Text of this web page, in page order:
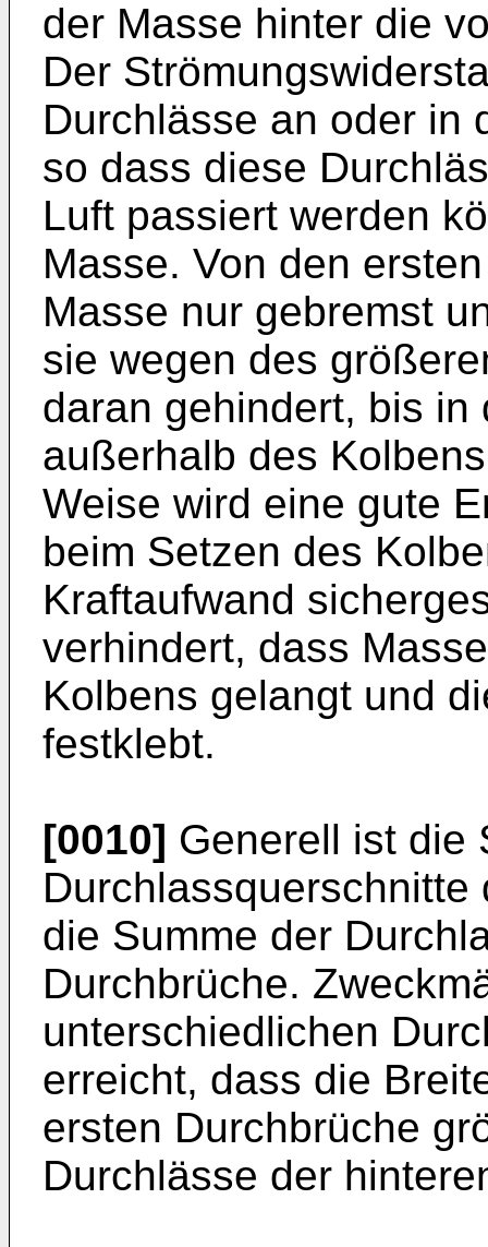
der Masse hinter die
Der
Durchlässe an oder in
so dass diese
Luft passiert werden
Masse. Von den
Masse nur gebremst
sie wegen des
daran gehindert, bis
außerhalb des
Weise wird eine gute
beim Setzen des
Kraftaufwand
verhindert, dass
Kolbens gelangt und
festklebt.
[0010] Generell ist die
die Summe der
Durchbrüche.
unterschiedlichen
erreicht, dass die
ersten Durchbrüche
Durchlässe der